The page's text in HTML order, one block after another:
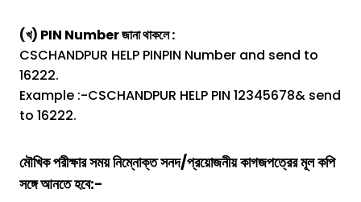
(খ) PIN Number জানা থাকলে :
CSCHANDPUR HELP PINPIN Number and send to
16222.
Example :-CSCHANDPUR HELP PIN 12345678& send
to 16222.
মৌখিক পরীক্ষার সময় নিম্নোক্ত সনদ/প্রয়োজনীয় কাগজপত্রের মূল কপি
সঙ্গে আনতে হবে:-